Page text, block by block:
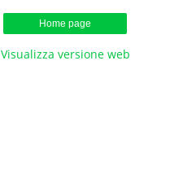
Home page
Visualizza versione web